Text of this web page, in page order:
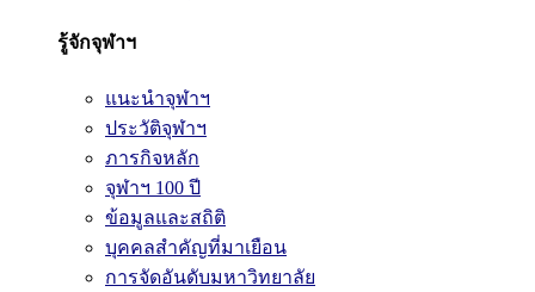
รู้จักจุฬาฯ
แนะนำจุฬาฯ
ประวัติจุฬาฯ
ภารกิจหลัก
จุฬาฯ 100 ปี
ข้อมูลและสถิติ
บุคคลสำคัญที่มาเยือน
การจัดอันดับมหาวิทยาลัย